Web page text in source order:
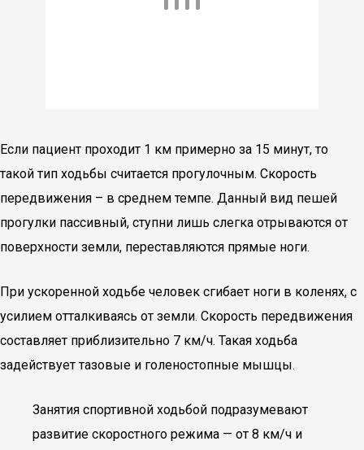
Если пациент проходит 1 км примерно за 15 минут, то
такой тип ходьбы считается прогулочным. Скорость
передвижения – в среднем темпе. Данный вид пешей
прогулки пассивный, ступни лишь слегка отрываются от
поверхности земли, переставляются прямые ноги.
При ускоренной ходьбе человек сгибает ноги в коленях, с
усилием отталкиваясь от земли. Скорость передвижения
составляет приблизительно 7 км/ч. Такая ходьба
задействует тазовые и голеностопные мышцы.
Занятия спортивной ходьбой подразумевают
развитие скоростного режима — от 8 км/ч и